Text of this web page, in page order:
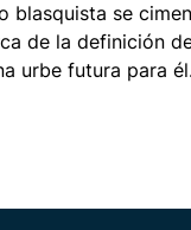
blasquista se
de la definición
urbe futura para